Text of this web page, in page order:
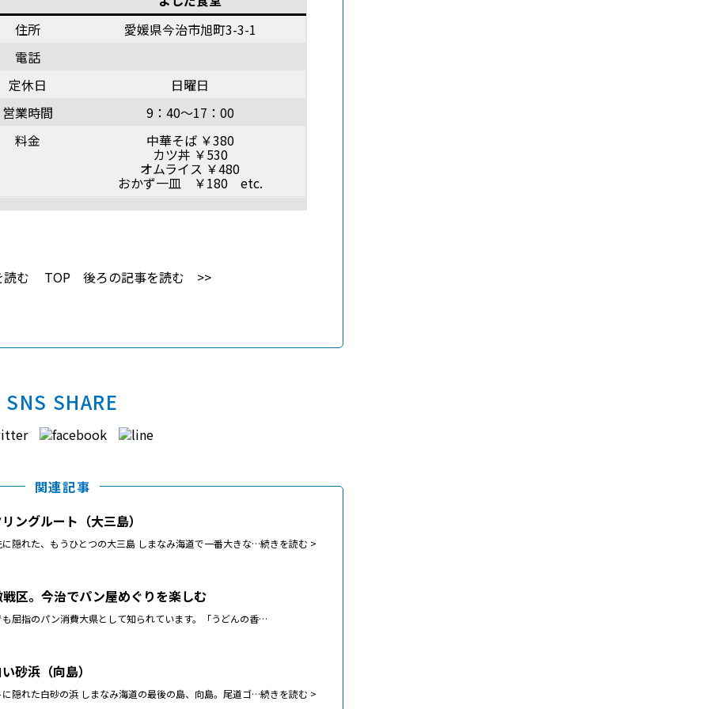
住所
愛媛県今治市旭町3-3-1
電話
定休日
日曜日
営業時間
9：40～17：00
料金
中華そば ￥380
カツ丼 ￥530
オムライス ￥480
おかず一皿 ￥180 etc.
TOP
む 後ろの記事を読む
SNS SHARE
関連記事
ングルート（大三島）
隠れた、もうひとつの大三島 しまなみ海道で一番大きな…続きを読む >
区。今治でパン屋めぐりを楽しむ
屈指のパン消費大県として知られています。「うどんの香…
砂浜（向島）
隠れた白砂の浜 しまなみ海道の最後の島、向島。尾道ゴ…続きを読む >